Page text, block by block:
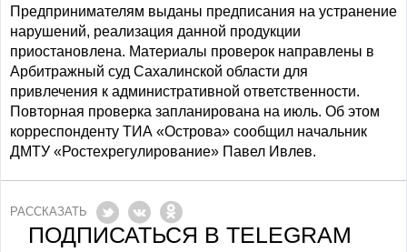
Предпринимателям выданы предписания на устранение
нарушений, реализация данной продукции
приостановлена. Материалы проверок направлены в
Арбитражный суд Сахалинской области для
привлечения к административной ответственности.
Повторная проверка запланирована на июль. Об этом
корреспонденту ТИА «Острова» сообщил начальник
ДМТУ «Ростехрегулирование» Павел Ивлев.
РАССКАЗАТЬ
ПОДПИСАТЬСЯ В TELEGRAM